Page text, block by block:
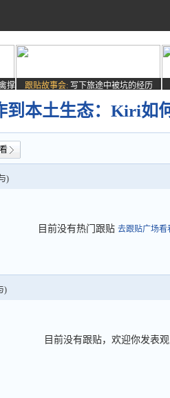
撑
跟贴故事会: 写下旅途中被坑的经历
到本土生态：Kiri如
)
目前没有热门跟贴 去跟贴广场看
)
目前没有跟贴，欢迎你发表